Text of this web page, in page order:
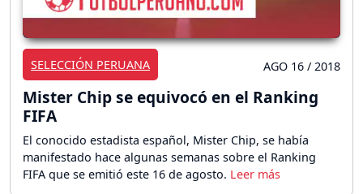
SELECCIÓN PERUANA AGO 16 / 2018
Mister Chip se equivocó en el Ranking
FIFA
El conocido estadista español, Mister Chip, se había
manifestado hace algunas semanas sobre el Ranking
FIFA que se emitió este 16 de agosto.